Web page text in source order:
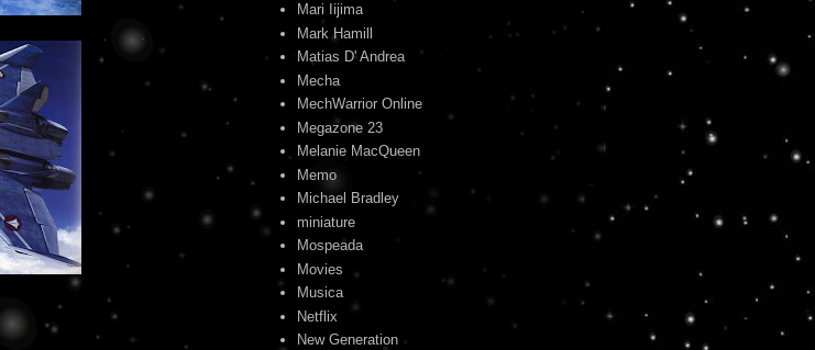
Mari Iijima
Mark Hamill
Matias D' Andrea
Mecha
MechWarrior Online
Megazone 23
Melanie MacQueen
Memo
Michael Bradley
miniature
Mospeada
Movies
Musica
Netflix
New Generation